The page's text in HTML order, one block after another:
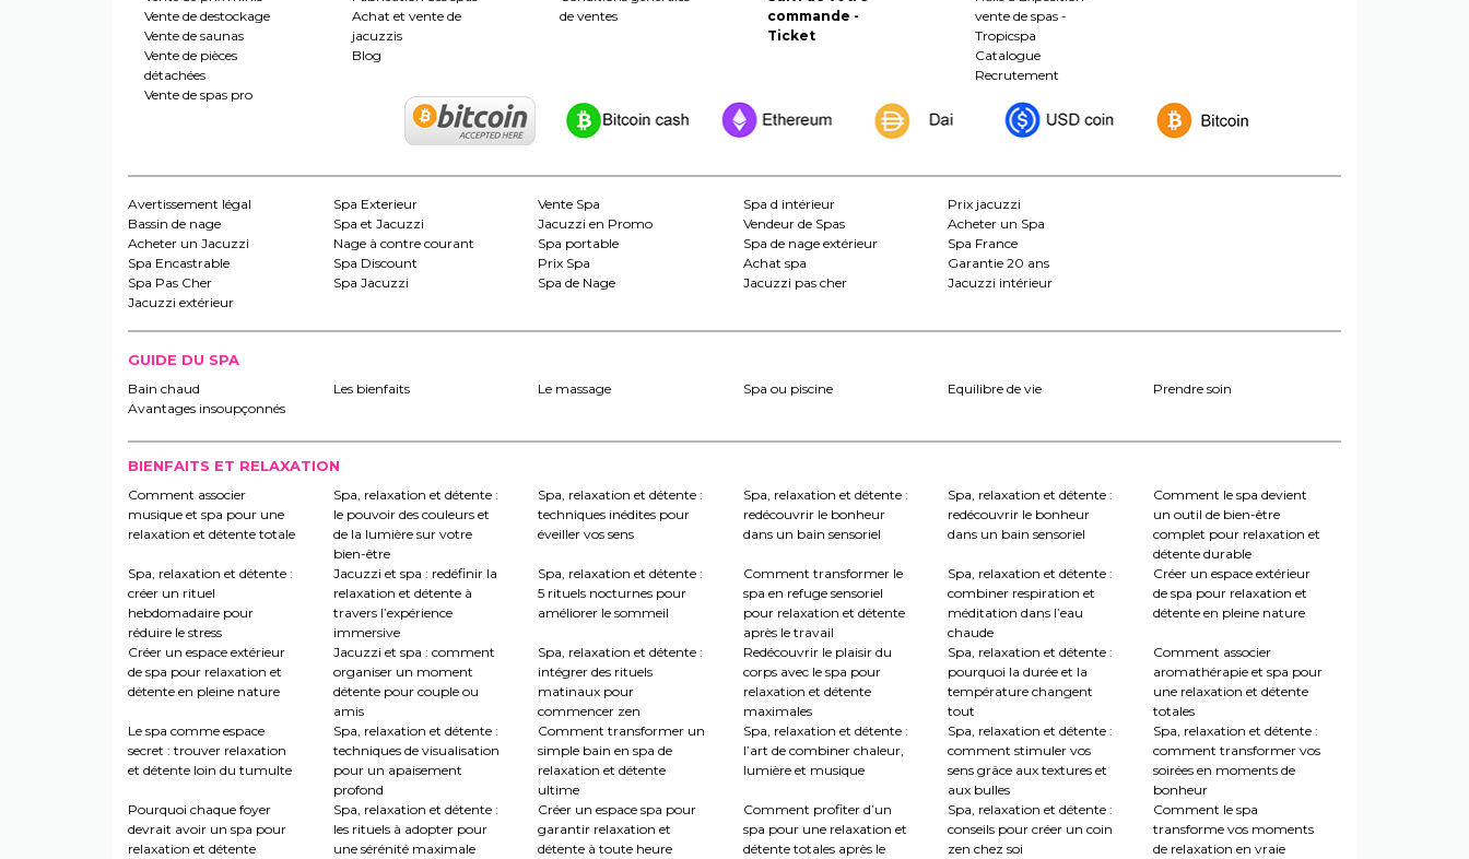
Vente de destockage
Vente de saunas
Vente de pièces
détachées
Vente de spas pro
Achat et vente de
jacuzzis
Blog
de ventes
commande -
Ticket
vente de spas -
Tropicspa
Catalogue
Recrutement
Avertissement légal Spa Exterieur Vente Spa Spa d intérieur
Prix jacuzzi
Bassin de nage
Spa et Jacuzzi Jacuzzi en Promo Vendeur de Spas
Acheter un Spa
Acheter un Jacuzzi
Nage à contre courant Spa portable Spa de nage extérieur
Spa France
Spa Encastrable
Spa Discount Prix Spa Achat spa
Garantie 20 ans
Spa Pas Cher
Spa Jacuzzi Spa de Nage Jacuzzi pas cher
Jacuzzi intérieur
Jacuzzi extérieur
GUIDE DU SPA
Bain chaud Les bienfaits Le massage Spa ou piscine Equilibre de vie
Prendre soin
Avantages insoupçonnés
BIENFAITS ET RELAXATION
Comment associer
musique et spa pour une
relaxation et détente totale
Spa, relaxation et détente :
le pouvoir des couleurs et
de la lumière sur votre
bien-être
Spa, relaxation et détente :
techniques inédites pour
éveiller vos sens
Spa, relaxation et détente :
redécouvrir le bonheur
dans un bain sensoriel
Spa, relaxation et détente :
redécouvrir le bonheur
dans un bain sensoriel
Comment le spa devient
un outil de bien-être
complet pour relaxation et
détente durable
Spa, relaxation et détente :
créer un rituel
hebdomadaire pour
réduire le stress
Jacuzzi et spa : redéfinir la
relaxation et détente à
travers l’expérience
immersive
Spa, relaxation et détente :
5 rituels nocturnes pour
améliorer le sommeil
Comment transformer le
spa en refuge sensoriel
pour relaxation et détente
après le travail
Spa, relaxation et détente :
combiner respiration et
méditation dans l’eau
chaude
Créer un espace extérieur
de spa pour relaxation et
détente en pleine nature
Créer un espace extérieur
de spa pour relaxation et
détente en pleine nature
Jacuzzi et spa : comment
organiser un moment
détente pour couple ou
amis
Spa, relaxation et détente :
intégrer des rituels
matinaux pour
commencer zen
Redécouvrir le plaisir du
corps avec le spa pour
relaxation et détente
maximales
Spa, relaxation et détente :
pourquoi la durée et la
température changent
tout
Comment associer
aromathérapie et spa pour
une relaxation et détente
totales
Le spa comme espace
secret : trouver relaxation
et détente loin du tumulte
Spa, relaxation et détente :
techniques de visualisation
pour un apaisement
profond
Comment transformer un
simple bain en spa de
relaxation et détente
ultime
Spa, relaxation et détente :
l’art de combiner chaleur,
lumière et musique
Spa, relaxation et détente :
comment stimuler vos
sens grâce aux textures et
aux bulles
Spa, relaxation et détente :
comment transformer vos
soirées en moments de
bonheur
Pourquoi chaque foyer
devrait avoir un spa pour
relaxation et détente
Spa, relaxation et détente :
les rituels à adopter pour
une sérénité maximale
Créer un espace spa pour
garantir relaxation et
détente à toute heure
Comment profiter d’un
spa pour une relaxation et
détente totales après le
Spa, relaxation et détente :
conseils pour créer un coin
zen chez soi
Comment le spa
transforme vos moments
de relaxation en vraie